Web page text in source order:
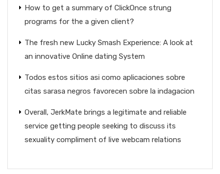
How to get a summary of ClickOnce strung
programs for the a given client?
The fresh new Lucky Smash Experience: A look at
an innovative Online dating System
Todos estos sitios asi­ como aplicaciones sobre
citas sarasa negros favorecen sobre la indagacion
Overall, JerkMate brings a legitimate and reliable
service getting people seeking to discuss its
sexuality compliment of live webcam relations